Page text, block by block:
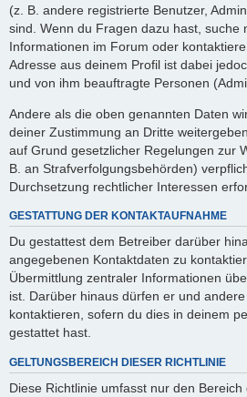
(z. B. andere registrierte Benutzer,
sind. Wenn du Fragen dazu hast, suche
Informationen im Forum oder
Adresse aus deinem Profil ist dabei
und von ihm beauftragte Personen
Andere als die oben genannten Daten
deiner Zustimmung an Dritte
auf Grund gesetzlicher Regelungen zur
B. an Strafverfolgungsbehörden)
Durchsetzung rechtlicher Interessen
GESTATTUNG DER KONTAKTAUFNAHME
Du gestattest dem Betreiber darüber
angegebenen Kontaktdaten zu
Übermittlung zentraler Informationen
ist. Darüber hinaus dürfen er und
kontaktieren, sofern du dies in deinem
gestattet hast.
GELTUNGSBEREICH DIESER RICHTLINIE
Diese Richtlinie umfasst nur den